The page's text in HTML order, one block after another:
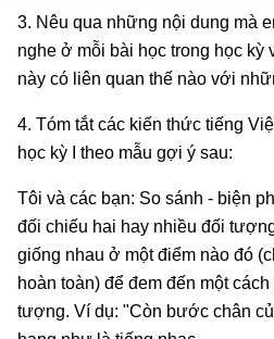
3. Nêu qua những nội dung mà
nghe ở mỗi bài học trong học kỳ
này có liên quan thế nào với
4. Tóm tắt các kiến thức tiếng
học kỳ I theo mẫu gợi ý sau:
Tôi và các bạn: So sánh - biện
đối chiếu hai hay nhiều đối
giống nhau ở một điểm nào đó
hoàn toàn) để đem đến một
tượng. Ví dụ: "Còn bước chân